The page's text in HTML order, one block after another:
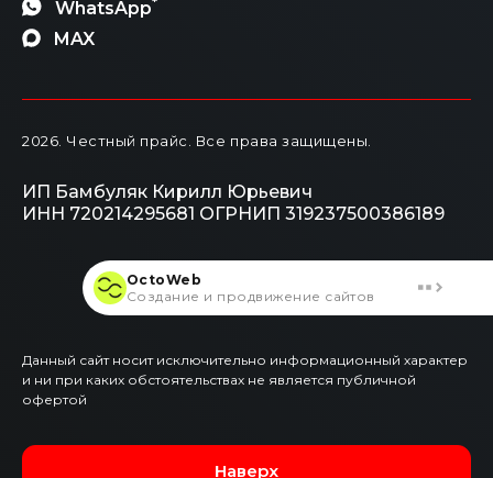
WhatsApp
MAX
2026 . Честный прайс. Все права защищены.
ИП Бамбуляк Кирилл Юрьевич
ИНН 720214295681 ОГРНИП 319237500386189
Данный сайт носит исключительно информационный характер
и ни при каких обстоятельствах не является публичной
офертой
Наверх
OctoWeb
Создание и продвижение сайтов